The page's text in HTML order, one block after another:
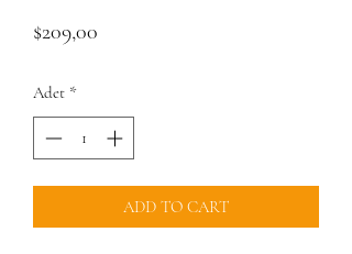
$209,00
Adet *
ADD TO CART